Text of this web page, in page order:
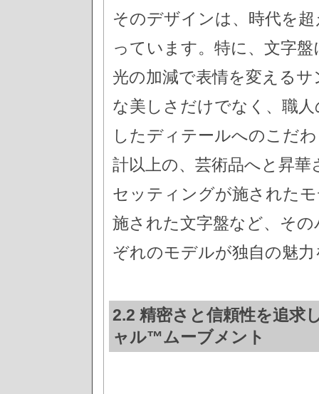
そのデザインは、時代を
っています。特に、文字
光の加減で表情を変える
な美しさだけでなく、職
したディテールへのこだ
計以上の、芸術品へと昇
セッティングが施された
施された文字盤など、そ
ぞれのモデルが独自の魅
2.2 精密さと信頼性を追求
ャル™ムーブメント